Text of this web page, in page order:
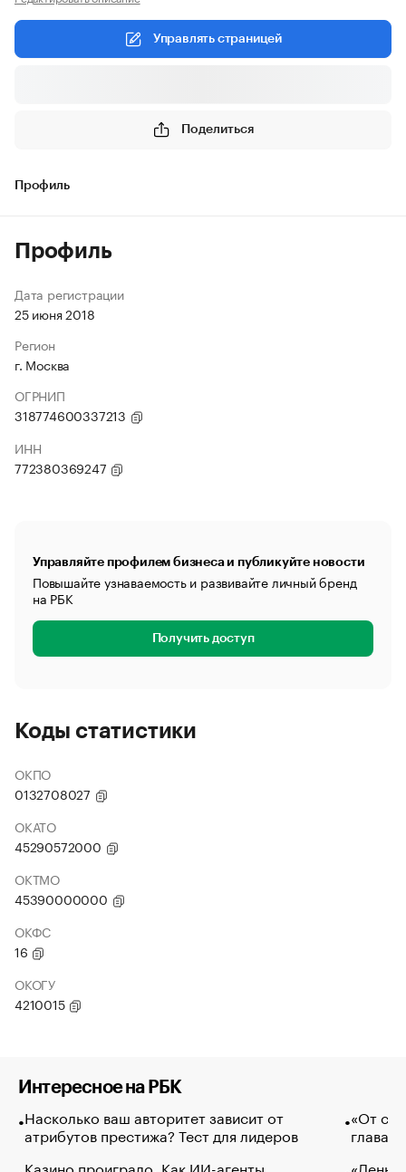
Управлять страницей
Поделиться
Профиль
Профиль
Дата регистрации
25 июня 2018
Регион
г. Москва
ОГРНИП
318774600337213
ИНН
772380369247
Управляйте профилем бизнеса и публикуйте новости
Повышайте узнаваемость и развивайте личный бренд
на РБК
Получить доступ
Коды статистики
ОКПО
0132708027
ОКАТО
45290572000
ОКТМО
45390000000
ОКФС
16
ОКОГУ
4210015
Интересное на РБК
Насколько ваш авторитет зависит от
атрибутов престижа? Тест для лидеров
Казино проиграло. Как ИИ-агенты
«От
глава